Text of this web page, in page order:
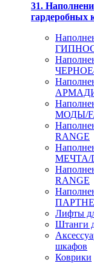
31.
гардеробных
МОДЫ/
RANGE
МЕЧТА/
RANGE
Лифты
Штанги
шкафов
Коврики